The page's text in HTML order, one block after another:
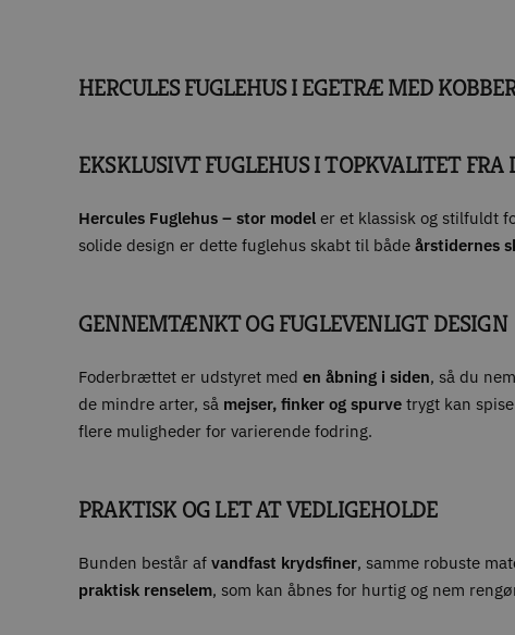
HERCULES FUGLEHUS I EGETRÆ MED
EKSKLUSIVT FUGLEHUS I TOPKVALITET FRA
Hercules Fuglehus – stor model er et klassisk og stilfuldt
solide design er dette fuglehus skabt til både årstidernes
GENNEMTÆNKT OG FUGLEVENLIGT DESIGN
Foderbrættet er udstyret med en åbning i siden, så du
de mindre arter, så mejser, finker og spurve trygt kan
flere muligheder for varierende fodring.
PRAKTISK OG LET AT VEDLIGEHOLDE
Bunden består af vandfast krydsfiner, samme robuste
praktisk renselem, som kan åbnes for hurtig og nem